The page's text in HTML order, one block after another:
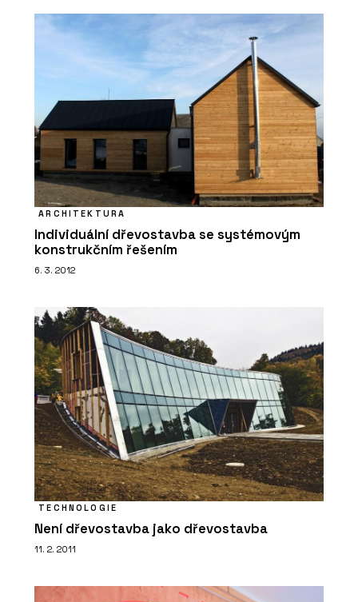
ARCHITEKTURA
Individuální dřevostavba se systémovým
konstrukčním řešením
6. 3. 2012
TECHNOLOGIE
Není dřevostavba jako dřevostavba
11. 2. 2011